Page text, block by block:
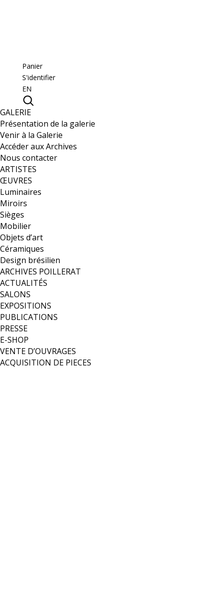
Panier
S'identifier
EN
GALERIE
Présentation de la galerie
Venir à la Galerie
Accéder aux Archives
Nous contacter
ARTISTES
ŒUVRES
Luminaires
Miroirs
Sièges
Mobilier
Objets d’art
Céramiques
Design brésilien
ARCHIVES POILLERAT
ACTUALITÉS
SALONS
EXPOSITIONS
PUBLICATIONS
PRESSE
E-SHOP
VENTE D’OUVRAGES
ACQUISITION DE PIECES